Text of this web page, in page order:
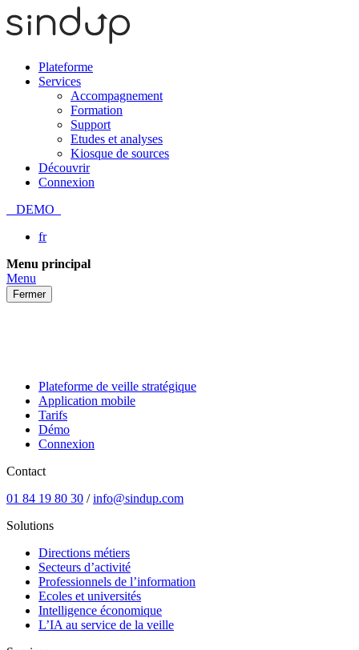
Plateforme
Services
Accompagnement
Formation
Support
Etudes et analyses
Kiosque de sources
Découvrir
Connexion
DEMO
fr
Passer
au
contenu
Menu principal
Menu
Fermer
Plateforme de veille stratégique
Application mobile
Tarifs
Démo
Connexion
Contact
01 84 19 80 30 /info@sindup.com
Solutions
Directions métiers
Secteurs d’activité
Professionnels de l’information
Ecoles et universités
Intelligence économique
L’IA au service de la veille